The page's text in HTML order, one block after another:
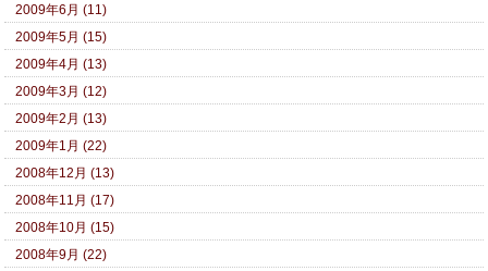
2009年6月 (11)
2009年5月 (15)
2009年4月 (13)
2009年3月 (12)
2009年2月 (13)
2009年1月 (22)
2008年12月 (13)
2008年11月 (17)
2008年10月 (15)
2008年9月 (22)